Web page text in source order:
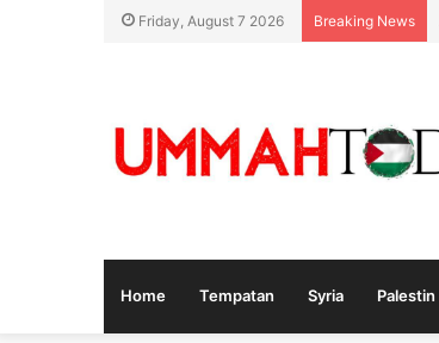
Friday, August 7 2026 Breaking News
Home Tempatan Syria Palestin